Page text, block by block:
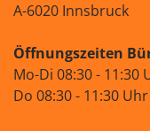
A-6020 Innsbruck
Öffnungszeiten
Mo-Di 08:30 - 11:30
Do 08:30 - 11:30 Uhr